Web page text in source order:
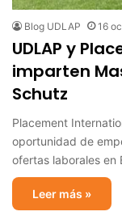
Blog UDLAP 16
UDLAP y
imparten
Schutz
Placement
oportunidad de
ofertas laborales en
Leer más »